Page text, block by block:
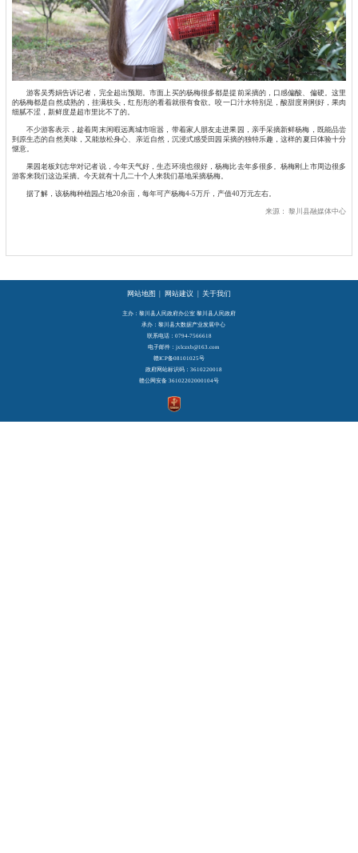
游客吴秀娟告诉记者，完全超出预期。市面上买的杨梅很多都是提前采摘的，口感偏酸、偏硬。这里
的杨梅都是自然成熟的，挂满枝头，红彤彤的看着就很有食欲。咬一口汁水特别足，酸甜度刚刚好，果肉
细腻不涩，新鲜度是超市里比不了的。
不少游客表示，趁着周末闲暇远离城市喧嚣，带着家人朋友走进果园，亲手采摘新鲜杨梅，既能品尝
到原生态的自然美味，又能放松身心、亲近自然，沉浸式感受田园采摘的独特乐趣，这样的夏日体验十分
惬意。
果园老板刘志华对记者说，今年天气好，生态环境也很好，杨梅比去年多很多。杨梅刚上市周边很多
游客来我们这边采摘。今天就有十几二十个人来我们基地采摘杨梅。
据了解，该杨梅种植园占地20余亩，每年可产杨梅4-5万斤，产值40万元左右。
来源： 黎川县融媒体中心
网站地图 网站建议 关于我们
主办：黎川县人民政府办公室 黎川县人民政府
承办：黎川县大数据产业发展中心
联系电话：0794-7566618
电子邮件：jxlczxb@163.com
赣ICP备08101025号
政府网站标识码：3610220018
赣公网安备 36102202000104号